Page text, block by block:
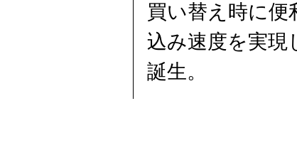
買い替え時に便
込み速度を実現
誕生。